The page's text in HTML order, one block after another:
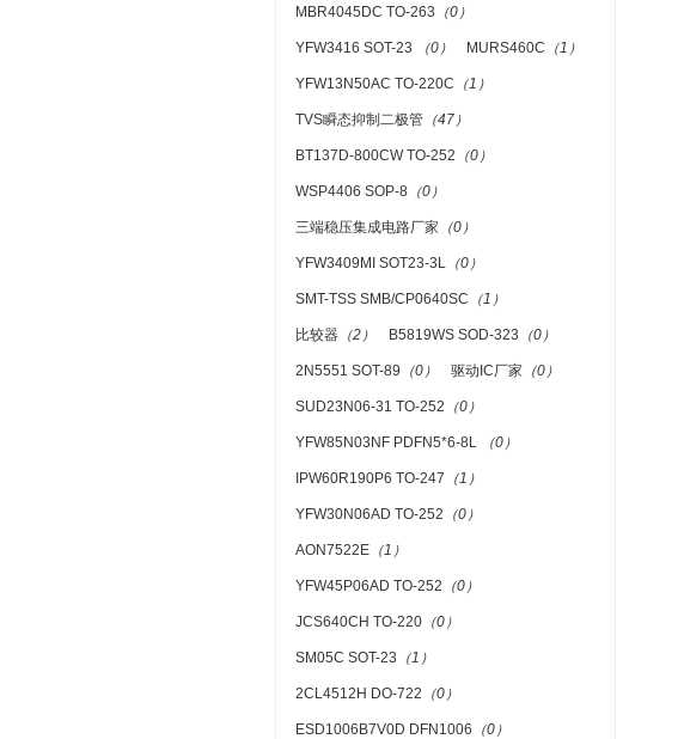
MBR4045DC TO-263 （0）
YFW3416 SOT-23 （0） MURS460C （1）
YFW13N50AC TO-220C （1）
TVS瞬态抑制二极管 （47）
BT137D-800CW TO-252 （0）
WSP4406 SOP-8 （0）
三端稳压集成电路厂家 （0）
YFW3409MI SOT23-3L （0）
SMT-TSS SMB/CP0640SC （1）
比较器 （2） B5819WS SOD-323 （0）
2N5551 SOT-89 （0） 驱动IC厂家 （0）
SUD23N06-31 TO-252 （0）
YFW85N03NF PDFN5*6-8L （0）
IPW60R190P6 TO-247 （1）
YFW30N06AD TO-252 （0）
AON7522E （1）
YFW45P06AD TO-252 （0）
JCS640CH TO-220 （0）
SM05C SOT-23 （1）
2CL4512H DO-722 （0）
ESD1006B7V0D DFN1006 （0）